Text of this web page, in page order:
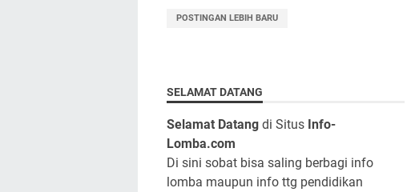
POSTINGAN LEBIH BARU
SELAMAT DATANG
Selamat Datang di Situs Info-
Lomba.com
Di sini sobat bisa saling berbagi info
lomba maupun info ttg pendidikan